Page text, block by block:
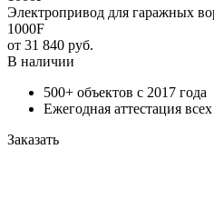
Электропривод для гаражных
1000F
от 31 840 руб.
В наличии
500+ объектов с 2017 года
Ежегодная аттестация
Заказать